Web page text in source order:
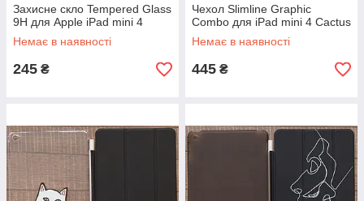
Захисне скло Tempered Glass
9H для Apple iPad mini 4
Немає в наявності
245 ₴
Чехол Slimline Graphic
Combo для iPad mini 4 Cactus
Немає в наявності
445 ₴